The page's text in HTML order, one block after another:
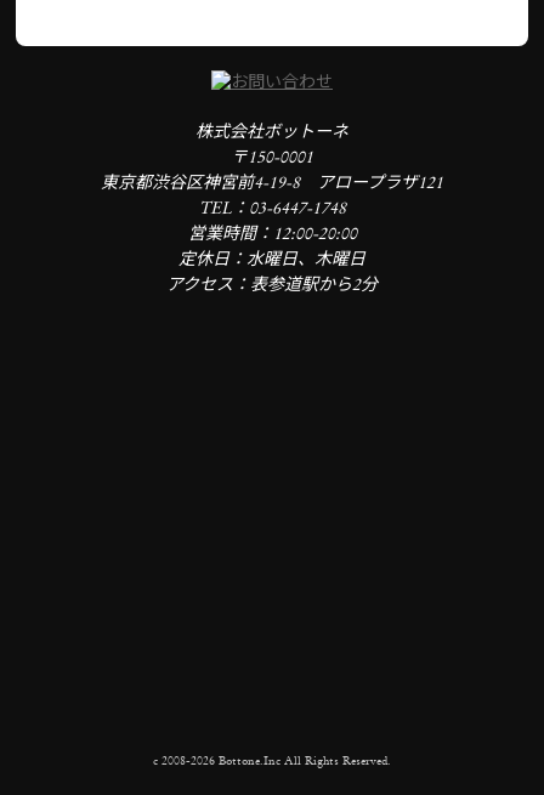
株式会社ボットーネ
〒150-0001
東京都渋谷区神宮前4-19-8 アロープラザ121
TEL：03-6447-1748
営業時間：12:00-20:00
定休日：水曜日、木曜日
アクセス：表参道駅から2分
c 2008-2026 Bottone.Inc All Rights Reserved.